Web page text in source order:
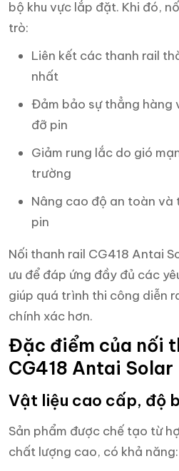
bộ khu vực lắp đặt. Khi đó,
trò:
Liên kết các thanh rail
nhất
Đảm bảo sự thẳng hàng
đỡ pin
Giảm rung lắc do gió
trường
Nâng cao độ an toàn và
pin
Nối thanh rail CG418 Antai
ưu để đáp ứng đầy đủ các
giúp quá trình thi công diễn
chính xác hơn.
Đặc điểm của nối
CG418 Antai Solar
Vật liệu cao cấp, độ
Sản phẩm được chế tạo từ
chất lượng cao, có khả năng: